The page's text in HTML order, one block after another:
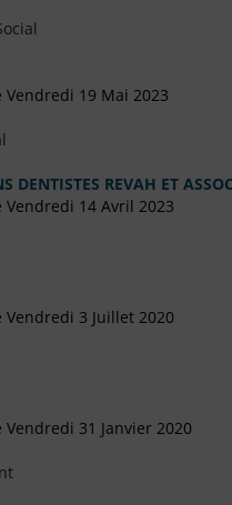
19 Mai 2023
DENTISTES REVAH ET
14 Avril 2023
3 Juillet 2020
31 Janvier 2020